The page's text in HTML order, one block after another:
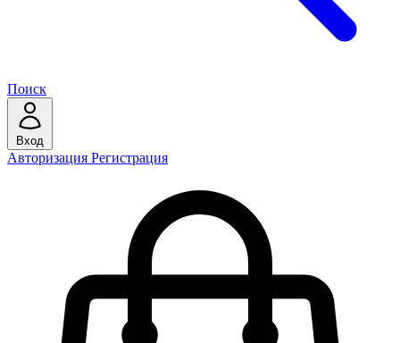
Поиск
Вход
Авторизация Регистрация